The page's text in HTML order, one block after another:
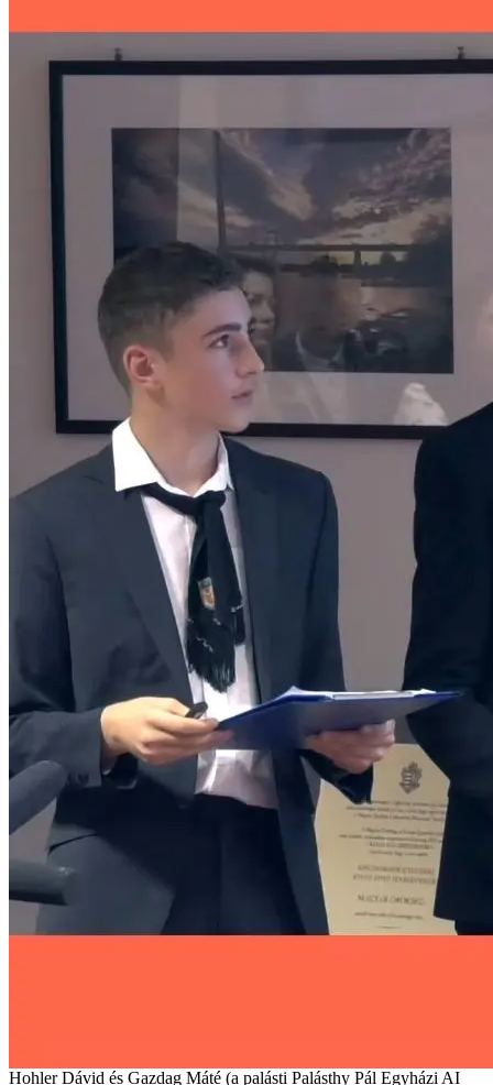
Hohler Dávid és Gazdag Máté (a palásti Palásthy Pál Egyházi AI